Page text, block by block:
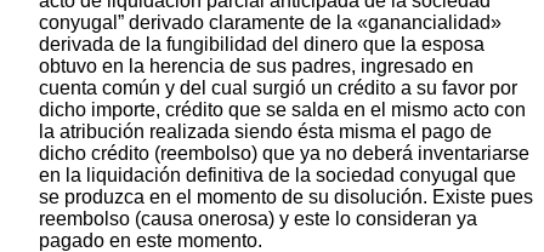
conyugal” derivado claramente de la «ganancialidad»
derivada de la fungibilidad del dinero que la esposa
obtuvo en la herencia de sus padres, ingresado en
cuenta común y del cual surgió un crédito a su favor por
dicho importe, crédito que se salda en el mismo acto con
la atribución realizada siendo ésta misma el pago de
dicho crédito (reembolso) que ya no deberá inventariarse
en la liquidación definitiva de la sociedad conyugal que
se produzca en el momento de su disolución. Existe pues
reembolso (causa onerosa) y este lo consideran ya
pagado en este momento.